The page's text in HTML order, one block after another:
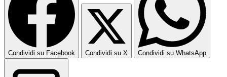
Condividi su Facebook Condividi su X Condividi su WhatsApp